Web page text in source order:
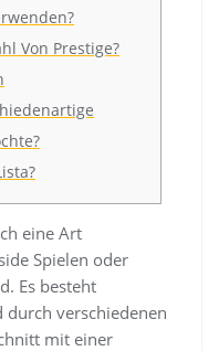
Von Prestige?
eine Art
Spielen oder
Es besteht
durch verschiedenen
mit einer